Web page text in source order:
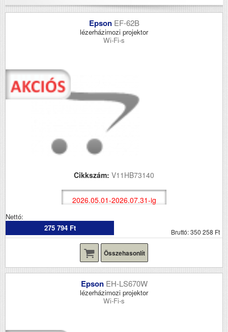
Epson EF-62B
lézerházimozi projektor
Wi-Fi-s
Cikkszám: V11HB73140
2026.05.01-2026.07.31-ig
Nettó:
275 794 Ft
Bruttó: 350 258 Ft
Összehasonlít
Epson EH-LS670W
lézerházimozi projektor
Wi-Fi-s